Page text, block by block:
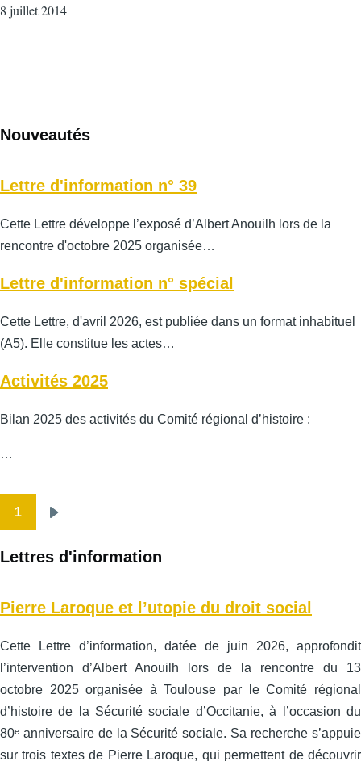
8 juillet 2014
Nouveautés
Lettre d'information n° 39
Cette Lettre développe l’exposé d’Albert Anouilh lors de la
rencontre d'octobre 2025 organisée…
Lettre d'information n° spécial
Cette Lettre, d'avril 2026, est publiée dans un format inhabituel
(A5). Elle constitue les actes…
Activités 2025
Bilan 2025 des activités du Comité régional d’histoire :
…
1
Lettres d'information
Pierre Laroque et l’utopie du droit social
Cette Lettre d’information, datée de juin 2026, approfondit
l’intervention d’Albert Anouilh lors de la rencontre du 13
octobre 2025 organisée à Toulouse par le Comité régional
d’histoire de la Sécurité sociale d’Occitanie, à l’occasion du
80ᵉ anniversaire de la Sécurité sociale. Sa recherche s’appuie
sur trois textes de Pierre Laroque, qui permettent de découvrir